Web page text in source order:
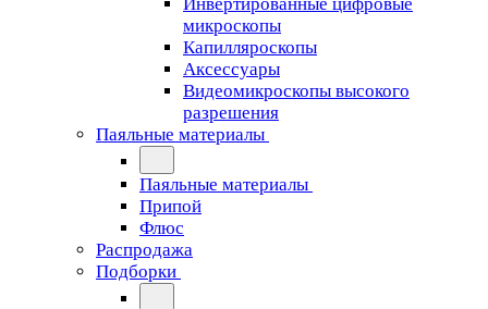
микроскопы
Капилляроскопы
Аксессуары
Видеомикроскопы высокого
разрешения
Паяльные материалы
Паяльные материалы
Припой
Флюс
Распродажа
Подборки